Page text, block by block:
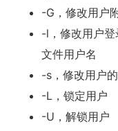
-G，修改用户
-l，修改用户
文件用户名
-s，修改用户
-L，锁定用户
-U，解锁用户